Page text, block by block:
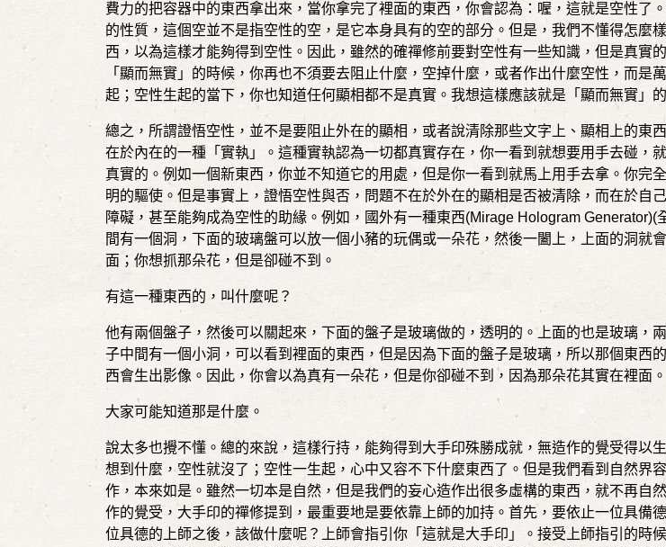
費力的把容器中的東西拿出來，當你拿完了裡面的東西，你會認為：喔，這就是空性了
的性質，這個空並不是指空性的空，是它本身具有的空的部分。但是，我們不懂得怎麼
西，以為這樣才能夠得到空性。因此，雖然的確禪修前要對空性有一些知識，但是真實
「顯而無實」的時候，你再也不須要去阻止什麼，空掉什麼，或者作出什麼空性，而
起；空性生起的當下，你也知道任何顯相都不是真實。我想這樣應該就是「顯而無實」的
總之，所謂證悟空性，並不是要阻止外在的顯相，或者說清除那些文字上、顯相上的東
在於內在的一種「實執」。這種實執認為一切都真實存在，你一看到就想要用手去碰，
真實的。例如一個新東西，你並不知道它的用處，但是你一看到就馬上用手去拿。你完
明的驅使。但是事實上，證悟空性與否，問題不在於外在的顯相是否被清除，而在於自
障礙，甚至能夠成為空性的助緣。例如，國外有一種東西(Mirage Hologram Generator)(
間有一個洞，下面的玻璃盤可以放一個小豬的玩偶或一朵花，然後一闔上，上面的洞就
面；你想抓那朵花，但是卻碰不到。
有這一種東西的，叫什麼呢？
他有兩個盤子，然後可以關起來，下面的盤子是玻璃做的，透明的。上面的也是玻璃，
子中間有一個小洞，可以看到裡面的東西，但是因為下面的盤子是玻璃，所以那個東西
西會生出影像。因此，你會以為真有一朵花，但是你卻碰不到，因為那朵花其實在裡面。
大家可能知道那是什麼。
說太多也攪不懂。總的來說，這樣行持，能夠得到大手印殊勝成就，無造作的覺受得以
想到什麼，空性就沒了；空性一生起，心中又容不下什麼東西了。但是我們看到自然界
作，本來如是。雖然一切本是自然，但是我們的妄心造作出很多虛構的東西，就不再自
作的覺受，大手印的禪修提到，最重要地是要依靠上師的加持。首先，要依止一位具備
位具德的上師之後，該做什麼呢？上師會指引你「這就是大手印」。接受上師指引的時